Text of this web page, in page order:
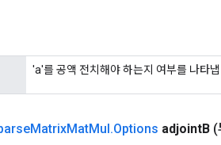
'a'를 공액 전치해야 하는지 여부를 나타냅
MatrixMatMul.Options adjointB (